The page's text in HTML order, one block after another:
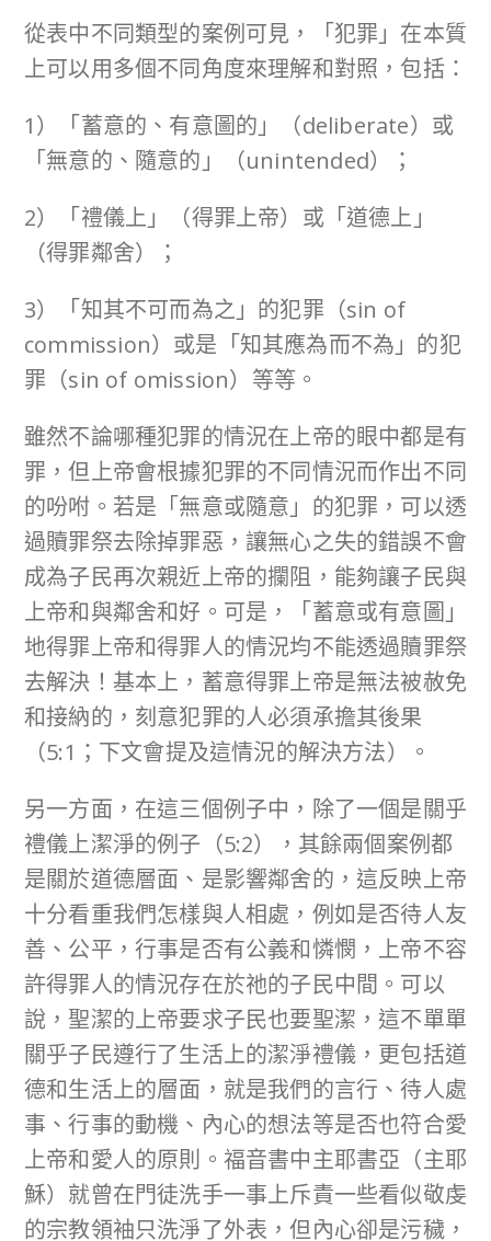
從表中不同類型的案例可見，「犯罪」在本質
上可以用多個不同角度來理解和對照，包括：
1）「蓄意的、有意圖的」（deliberate）或
「無意的、隨意的」（unintended）；
2）「禮儀上」（得罪上帝）或「道德上」
（得罪鄰舍）；
3）「知其不可而為之」的犯罪（sin of
commission）或是「知其應為而不為」的犯
罪（sin of omission）等等。
雖然不論哪種犯罪的情況在上帝的眼中都是有
罪，但上帝會根據犯罪的不同情況而作出不同
的吩咐。若是「無意或隨意」的犯罪，可以透
過贖罪祭去除掉罪惡，讓無心之失的錯誤不會
成為子民再次親近上帝的攔阻，能夠讓子民與
上帝和與鄰舍和好。可是，「蓄意或有意圖」
地得罪上帝和得罪人的情況均不能透過贖罪祭
去解決！基本上，蓄意得罪上帝是無法被赦免
和接納的，刻意犯罪的人必須承擔其後果
（5:1；下文會提及這情況的解決方法）。
另一方面，在這三個例子中，除了一個是關乎
禮儀上潔淨的例子（5:2），其餘兩個案例都
是關於道德層面、是影響鄰舍的，這反映上帝
十分看重我們怎樣與人相處，例如是否待人友
善、公平，行事是否有公義和憐憫，上帝不容
許得罪人的情況存在於祂的子民中間。可以
說，聖潔的上帝要求子民也要聖潔，這不單單
關乎子民遵行了生活上的潔淨禮儀，更包括道
德和生活上的層面，就是我們的言行、待人處
事、行事的動機、內心的想法等是否也符合愛
上帝和愛人的原則。福音書中主耶書亞（主耶
穌）就曾在門徒洗手一事上斥責一些看似敬虔
的宗教領袖只洗淨了外表，但內心卻是污穢，